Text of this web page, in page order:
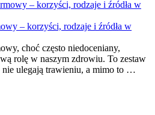
– korzyści, rodzaje i źródła w
choć często niedoceniany,
rolę w naszym zdrowiu. To zestaw
nie ulegają trawieniu, a mimo to …